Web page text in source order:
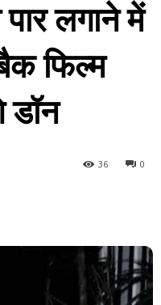
लगाने में
फिल्म
डॉन
0
36